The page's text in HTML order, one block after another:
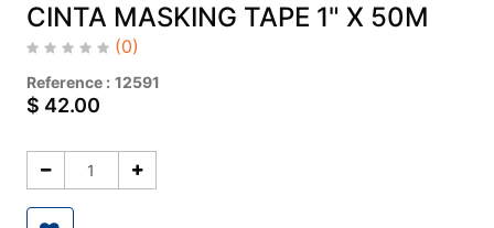
CINTA MASKING TAPE 1" X 50M
(0)
Reference : 12591
$ 42.00